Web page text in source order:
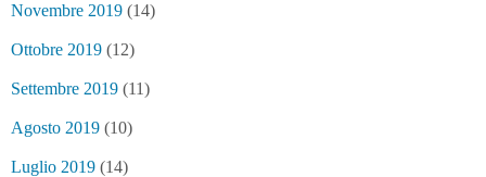
Novembre 2019 (14)
Ottobre 2019 (12)
Settembre 2019 (11)
Agosto 2019 (10)
Luglio 2019 (14)